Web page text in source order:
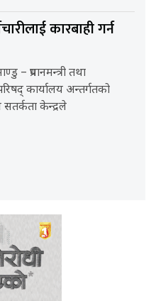
कारबाही गर्न
– प्रधानमन्त्री तथा
कार्यालय अन्तर्गतको
सतर्कता केन्द्रले